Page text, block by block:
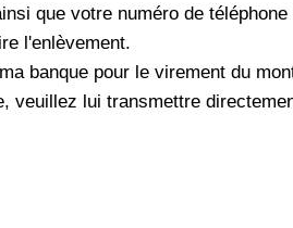
que votre numéro de
l'enlèvement.
banque pour le virement du
veuillez lui transmettre